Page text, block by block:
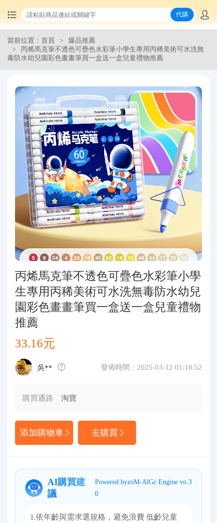
首頁
集運服務
爆品推薦
查詢運單
最新公告
物流資訊
代購問答
關於我們
代購
當前位置：首頁
爆品推薦
丙烯馬克筆不透色可疊色水彩筆小學生專用丙稀美術可水洗無
毒防水幼兒園彩色畫畫筆買一盒送一盒兒童禮物推薦
丙烯馬克筆不透色可疊色水彩筆小學
生專用丙稀美術可水洗無毒防水幼兒
園彩色畫畫筆買一盒送一盒兒童禮物
推薦
33.16元
吳** 發佈時間：2025-03-12 01:18:52
購買通路 淘寶
添加購物車 去購買
AI購買建
議
Powered byzoM-AlGc Engine vo.3
0
1.依年齡與需求選規格，避免浪費 低齡兒童